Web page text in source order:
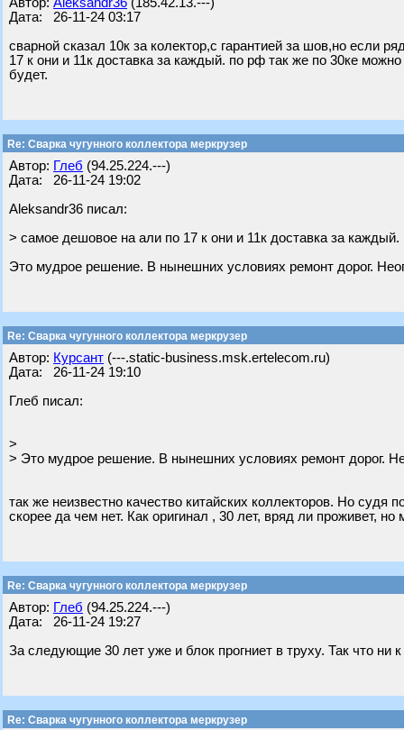
Дата: 26-11-24 03:17
сварной сказал 10к за колектор,с гарантией за шов,но если
17 к они и 11к доставка за каждый. по рф так же по 30ке
будет.
Re: Сварка чугунного коллектора меркрузер
Автор: Глеб (94.25.224.---)
Дата: 26-11-24 19:02
Aleksandr36 писал:
> самое дешовое на али по 17 к они и 11к доставка за
Это мудрое решение. В нынешних условиях ремонт дорог.
Re: Сварка чугунного коллектора меркрузер
Автор: Курсант (---.static-business.msk.ertelecom.ru)
Дата: 26-11-24 19:10
Глеб писал:
>
> Это мудрое решение. В нынешних условиях ремонт дорог.
так же неизвестно качество китайских коллекторов. Но
скорее да чем нет. Как оригинал , 30 лет, вряд ли проживет, но
Re: Сварка чугунного коллектора меркрузер
Автор: Глеб (94.25.224.---)
Дата: 26-11-24 19:27
За следующие 30 лет уже и блок прогниет в труху. Так что ни
Re: Сварка чугунного коллектора меркрузер